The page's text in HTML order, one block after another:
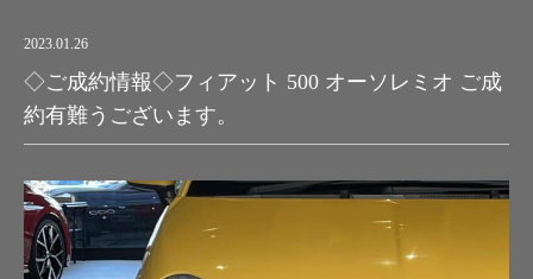
2023.01.26
◇ご成約情報◇フィアット 500 オーソレミオ ご成
約有難うございます。